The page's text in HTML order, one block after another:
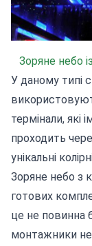
Зоряне небо
У даному типі
термінали, які
проходить
унікальні
Зоряне небо з
готових
це не повинна
монтажники